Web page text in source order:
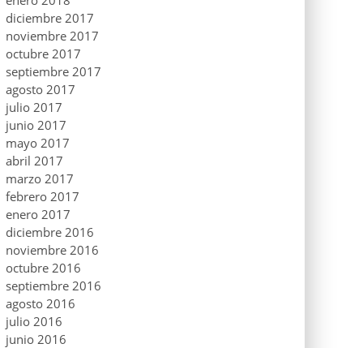
diciembre 2017
noviembre 2017
octubre 2017
septiembre 2017
agosto 2017
julio 2017
junio 2017
mayo 2017
abril 2017
marzo 2017
febrero 2017
enero 2017
diciembre 2016
noviembre 2016
octubre 2016
septiembre 2016
agosto 2016
julio 2016
junio 2016